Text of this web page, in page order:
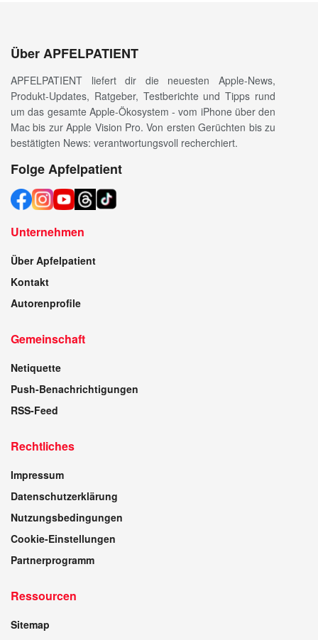
Über APFELPATIENT
APFELPATIENT liefert dir die neuesten Apple-News,
Produkt-Updates, Ratgeber, Testberichte und Tipps rund
um das gesamte Apple-Ökosystem - vom iPhone über den
Mac bis zur Apple Vision Pro. Von ersten Gerüchten bis zu
bestätigten News: verantwortungsvoll recherchiert.
Folge Apfelpatient
Unternehmen
Über Apfelpatient
Kontakt
Autorenprofile
Gemeinschaft
Netiquette
Push-Benachrichtigungen
RSS-Feed
Rechtliches
Impressum
Datenschutzerklärung
Nutzungsbedingungen
Cookie-Einstellungen
Partnerprogramm
Ressourcen
Sitemap